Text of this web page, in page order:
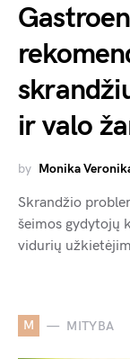
ir valo
by Monika
Skrandžio
šeimos gydytojų
vidurių
M MITYBA